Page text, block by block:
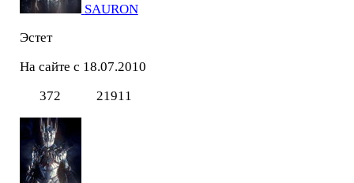
SAURON
Эстет
На сайте с 18.07.2010
372
21911